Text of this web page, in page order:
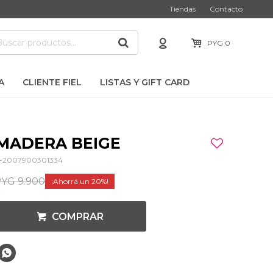
CLIENTE FIEL LISTAS Y GIFT CARD
PYG 0
Tiendas Contacto
BEIGE
9.900 20
COMPRAR
